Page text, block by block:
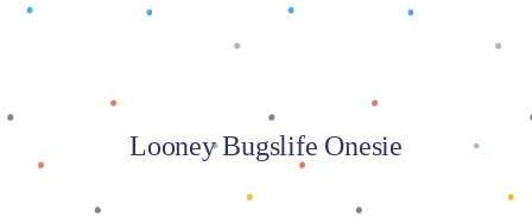
Looney Bugslife Onesie